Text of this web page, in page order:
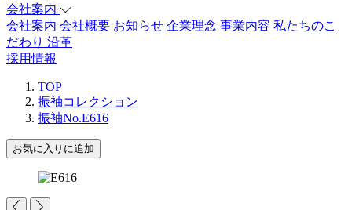
会社案内
会社案内 会社概要 お知らせ 企業理念 事業内容 私たちのこ
だわり 沿革
採用情報
TOP
振袖コレクション
振袖No.E616
お気に入りに追加